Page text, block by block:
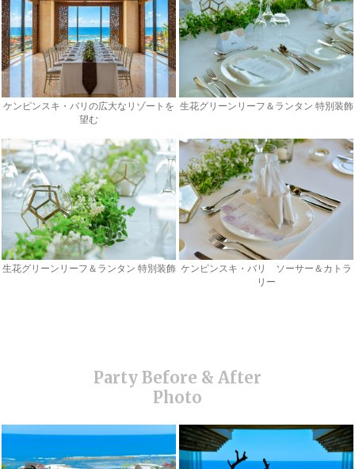
ケンピンスキ・バリの広大なリゾートを
望む
生花グリーンリーフ＆ランタン 特別装飾
生花グリーンリーフ＆ランタン 特別装飾 ケンピンスキ・バリ ソーサー＆カトラ
リー